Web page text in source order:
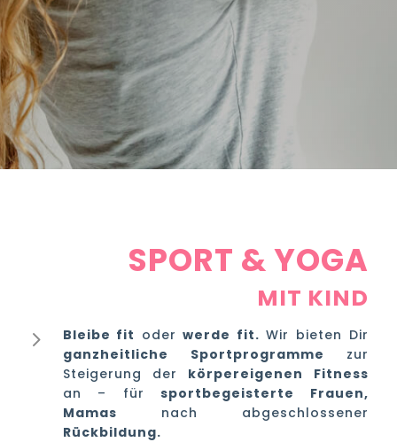
SPORT & YOGA
MIT KIND
5 Bleibe fit oderwerde fit. Wir bieten Dir
ganzheitliche
Sportprogramme zur
Steigerung der körpereigenen Fitness
an – für sportbegeisterte Frauen,
Mamas nach abgeschlossener
Rückbildung.